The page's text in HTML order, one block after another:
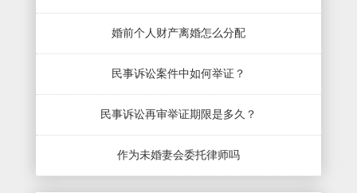
婚前个人财产离婚怎么分配
民事诉讼案件中如何举证？
民事诉讼再审举证期限是多久？
作为未婚妻会委托律师吗